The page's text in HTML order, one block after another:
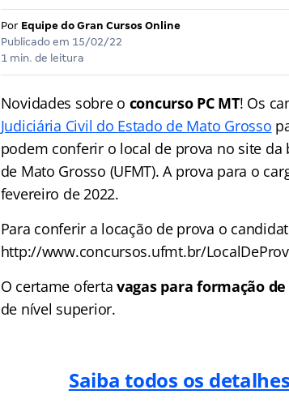
Por Equipe do Gran Cursos Online
Publicado em 15/02/22
1 min. de leitura
Novidades sobre o concurso PC MT! Os
Judiciária Civil do Estado de Mato Grosso
podem conferir o local de prova no site da
de Mato Grosso (UFMT). A prova para o
fevereiro de 2022.
Para conferir a locação de prova o
http://www.concursos.ufmt.br/
O certame ofertavagas para formação
de nível superior.
Saiba todos os